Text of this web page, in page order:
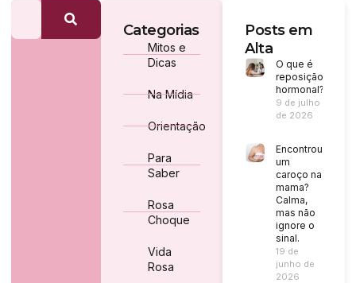
Categorias
Mitos e
Dicas
Na Mídia
Orientação
Para
Saber
Rosa
Choque
Vida
Rosa
Posts em
Alta
O que é
reposição
hormonal?
9 de julho
de 2026
Encontrou
um
caroço na
mama?
Calma,
mas não
ignore o
sinal.
19 de
junho de
2026